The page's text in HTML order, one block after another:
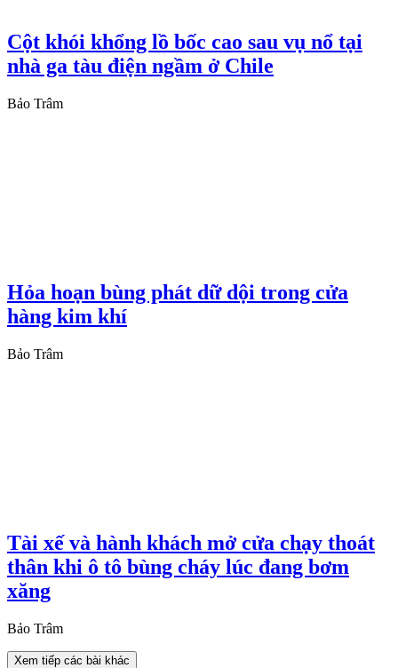
Cột khói khổng lồ bốc cao sau vụ nổ tại
nhà ga tàu điện ngầm ở Chile
Bảo Trâm
Hỏa hoạn bùng phát dữ dội trong cửa
hàng kim khí
Bảo Trâm
Tài xế và hành khách mở cửa chạy thoát
thân khi ô tô bùng cháy lúc đang bơm
xăng
Bảo Trâm
Xem tiếp các bài khác